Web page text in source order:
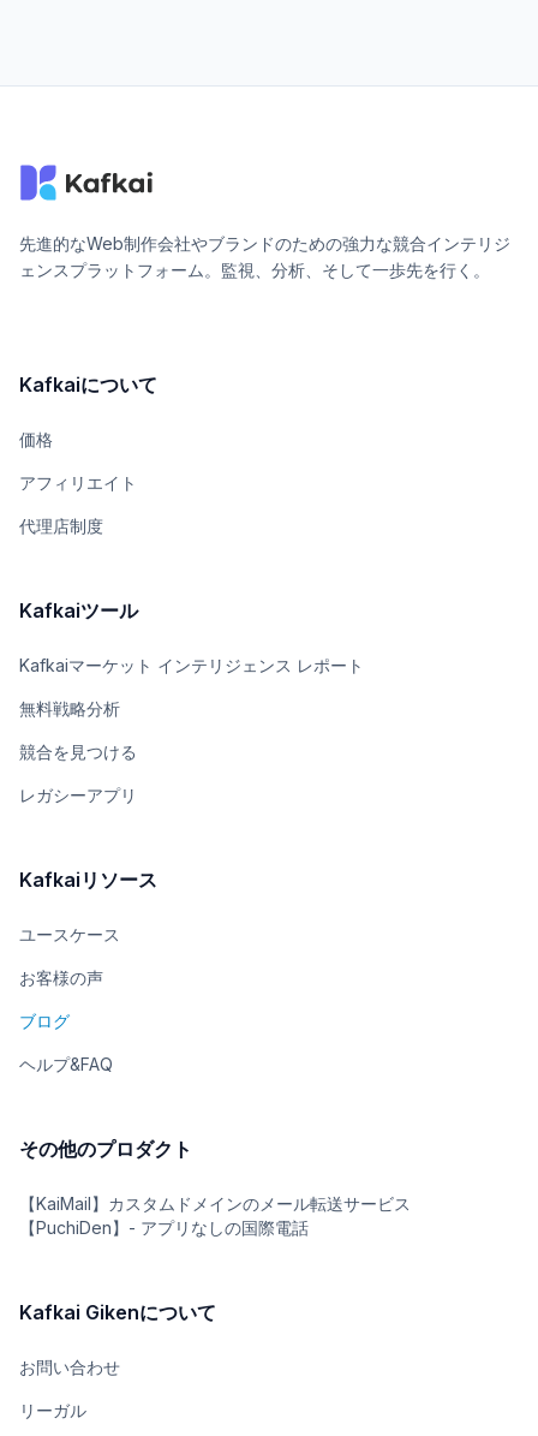
先進的なWeb制作会社やブランドのための強力な競合インテリジ
ェンスプラットフォーム。監視、分析、そして一歩先を行く。
Kafkaiについて
価格
アフィリエイト
代理店制度
Kafkaiツール
Kafkaiマーケット インテリジェンス レポート
無料戦略分析
競合を見つける
レガシーアプリ
Kafkaiリソース
ユースケース
お客様の声
ブログ
ヘルプ&FAQ
その他のプロダクト
【KaiMail】カスタムドメインのメール転送サービス
【PuchiDen】- アプリなしの国際電話
Kafkai Gikenについて
お問い合わせ
リーガル